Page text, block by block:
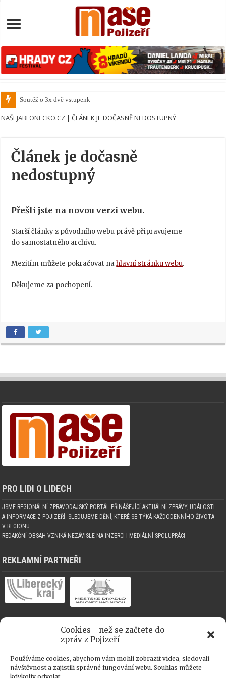
Cookies - než se začtete do
zpráv z Pojizeří
Používáme cookies, abychom vám mohli zobrazit videa, sledovali
návštěvnost a zajistili správné fungování webu. Souhlas můžete
Soutěž o 3x dvě vstupenky
NAŠEJABLONECKO.CZ | ČLÁNEK JE DOČASNĚ NEDOSTUPNÝ
Článek je dočasně
nedostupný
Přešli jste na novou verzi webu.
Starší články z původního webu právě připravujeme
do samostatného archivu.
Mezitím můžete pokračovat nahlavní stránku webu.
Děkujeme za pochopení.
PRO LIDI O LIDECH
JSME REGIONÁLNÍ ZPRAVODAJSKÝ PORTÁL PŘINÁŠEJÍCÍ AKTUÁLNÍ ZPRÁVY, UDÁLOSTI
A INFORMACE Z POJIZEŘÍ. SLEDUJEME DĚNÍ, KTERÉ SE TÝKÁ KAŽDODENNÍHO ŽIVOTA
V REGIONU.
REDAKČNÍ OBSAH VZNIKÁ NEZÁVISLE NA INZERCI I MEDIÁLNÍ SPOLUPRÁCI.
REKLAMNÍ PARTNEŘI
MEDIÁLNÍ SPOLUPRÁCE